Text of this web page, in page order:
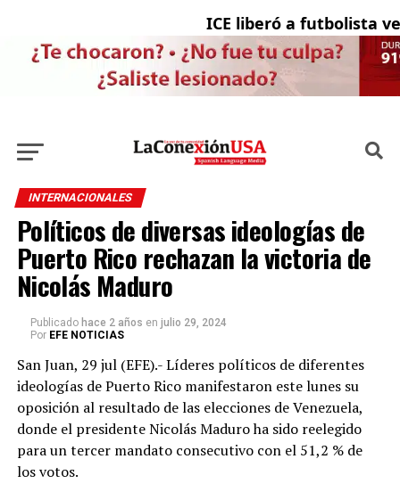
ICE liberó a futbolista
INTERNACIONALES
Políticos de diversas ideologías de
Puerto Rico rechazan la victoria de
Nicolás Maduro
Publicado hace 2 años en julio 29, 2024
Por EFE NOTICIAS
San Juan, 29 jul (EFE).- Líderes políticos de diferentes
ideologías de Puerto Rico manifestaron este lunes su
oposición al resultado de las elecciones de Venezuela,
donde el presidente Nicolás Maduro ha sido reelegido
para un tercer mandato consecutivo con el 51,2 % de
los votos.